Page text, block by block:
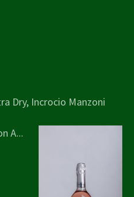
Dry, Incrocio Manzoni
A...